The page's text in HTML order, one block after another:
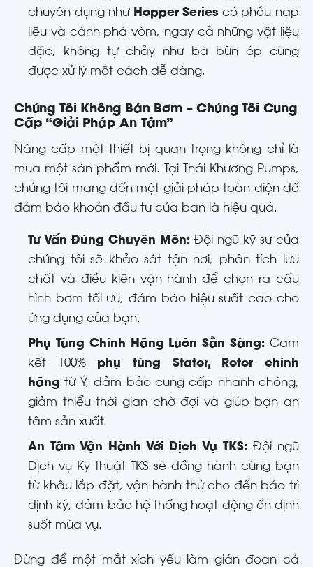
chuyên dụng như Hopper Series có phễu nạp
liệu và cánh phá vòm, ngay cả những vật liệu
đặc, không tự chảy như bã bùn ép cũng
được xử lý một cách dễ dàng.
Chúng Tôi Không Bán Bơm – Chúng Tôi Cung
Cấp “Giải Pháp An Tâm”
Nâng cấp một thiết bị quan trọng không chỉ là
mua một sản phẩm mới. Tại Thái Khương Pumps,
chúng tôi mang đến một giải pháp toàn diện để
đảm bảo khoản đầu tư của bạn là hiệu quả.
Tư Vấn Đúng Chuyên Môn: Đội ngũ kỹ sư của
chúng tôi sẽ khảo sát tận nơi, phân tích lưu
chất và điều kiện vận hành để chọn ra cấu
hình bơm tối ưu, đảm bảo hiệu suất cao cho
ứng dụng của bạn.
Phụ Tùng Chính Hãng Luôn Sẵn Sàng: Cam
kết 100% phụ tùng Stator, Rotor chính
hãng từ Ý, đảm bảo cung cấp nhanh chóng,
giảm thiểu thời gian chờ đợi và giúp bạn an
tâm sản xuất.
An Tâm Vận Hành Với Dịch Vụ TKS: Đội ngũ
Dịch vụ Kỹ thuật TKS sẽ đồng hành cùng bạn
từ khâu lắp đặt, vận hành thử cho đến bảo trì
định kỳ, đảm bảo hệ thống hoạt động ổn định
suốt mùa vụ.
Đừng để một mắt xích yếu làm gián đoạn cả